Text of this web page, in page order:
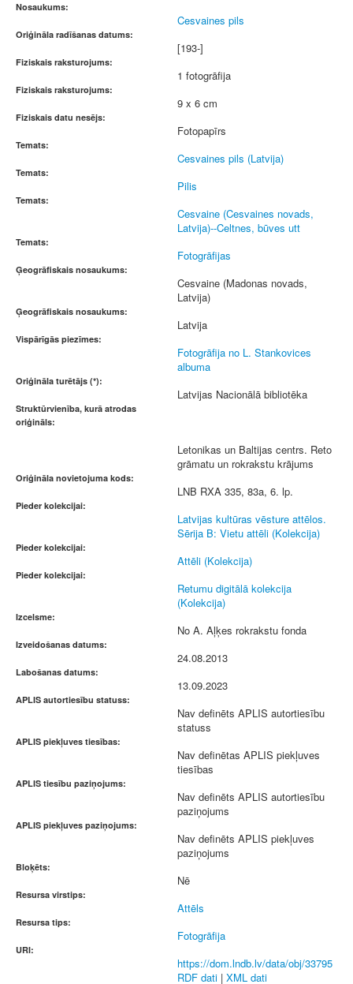
Nosaukums:
Cesvaines pils
Oriģināla radīšanas datums:
[193-]
Fiziskais raksturojums:
1 fotogrāfija
Fiziskais raksturojums:
9 x 6 cm
Fiziskais datu nesējs:
Fotopapīrs
Temats:
Cesvaines pils (Latvija)
Temats:
Pilis
Temats:
Cesvaine (Cesvaines novads,
Latvija)--Celtnes, būves utt
Temats:
Fotogrāfijas
Ģeogrāfiskais nosaukums:
Cesvaine (Madonas novads,
Latvija)
Ģeogrāfiskais nosaukums:
Latvija
Vispārīgās piezīmes:
Fotogrāfija no L. Stankovices
albuma
Oriģināla turētājs (*):
Latvijas Nacionālā bibliotēka
Struktūrvienība, kurā atrodas
oriģināls:
Letonikas un Baltijas centrs. Reto
grāmatu un rokrakstu krājums
Oriģināla novietojuma kods:
LNB RXA 335, 83a, 6. lp.
Pieder kolekcijai:
Latvijas kultūras vēsture attēlos.
Sērija B: Vietu attēli (Kolekcija)
Pieder kolekcijai:
Attēli (Kolekcija)
Pieder kolekcijai:
Retumu digitālā kolekcija
(Kolekcija)
Izcelsme:
No A. Aļķes rokrakstu fonda
Izveidošanas datums:
24.08.2013
Labošanas datums:
13.09.2023
APLIS autortiesību statuss:
Nav definēts APLIS autortiesību
statuss
APLIS piekļuves tiesības:
Nav definētas APLIS piekļuves
tiesības
APLIS tiesību paziņojums:
Nav definēts APLIS autortiesību
paziņojums
APLIS piekļuves paziņojums:
Nav definēts APLIS piekļuves
paziņojums
Bloķēts:
Nē
Resursa virstips:
Attēls
Resursa tips:
Fotogrāfija
URI:
https://dom.lndb.lv/data/obj/33795
RDF dati | XML dati